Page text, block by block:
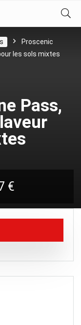
Proscenic
les sols mixtes
Pass,
€.
€
176,37 €.